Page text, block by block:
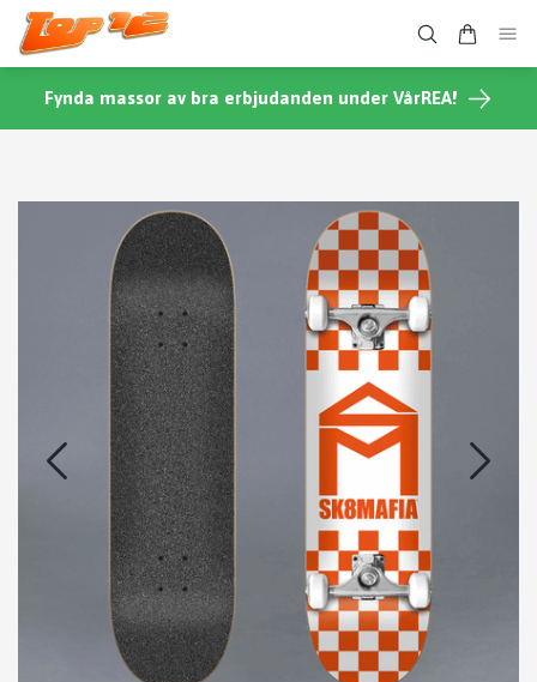
Fynda massor av bra erbjudanden under VårREA!